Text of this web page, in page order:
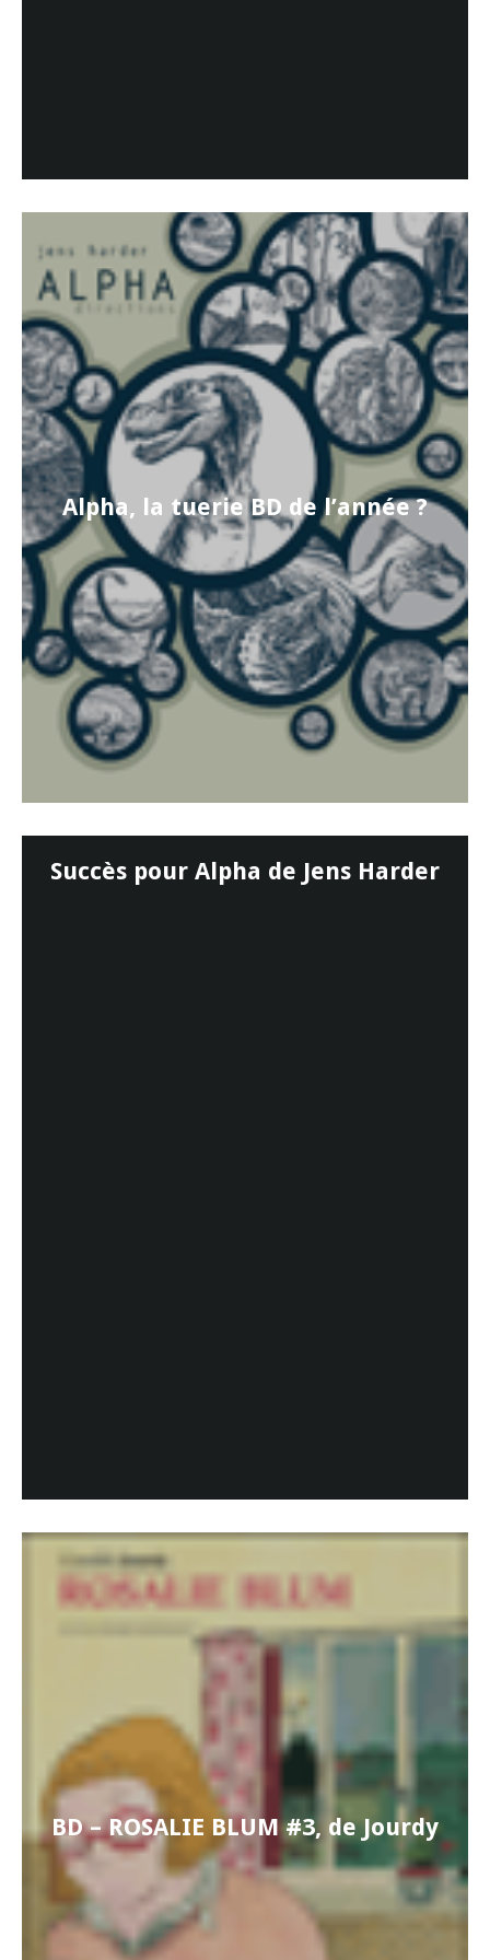
Alpha, la tuerie BD de l’année ?
Succès pour Alpha de Jens Harder
BD – ROSALIE BLUM #3, de Jourdy